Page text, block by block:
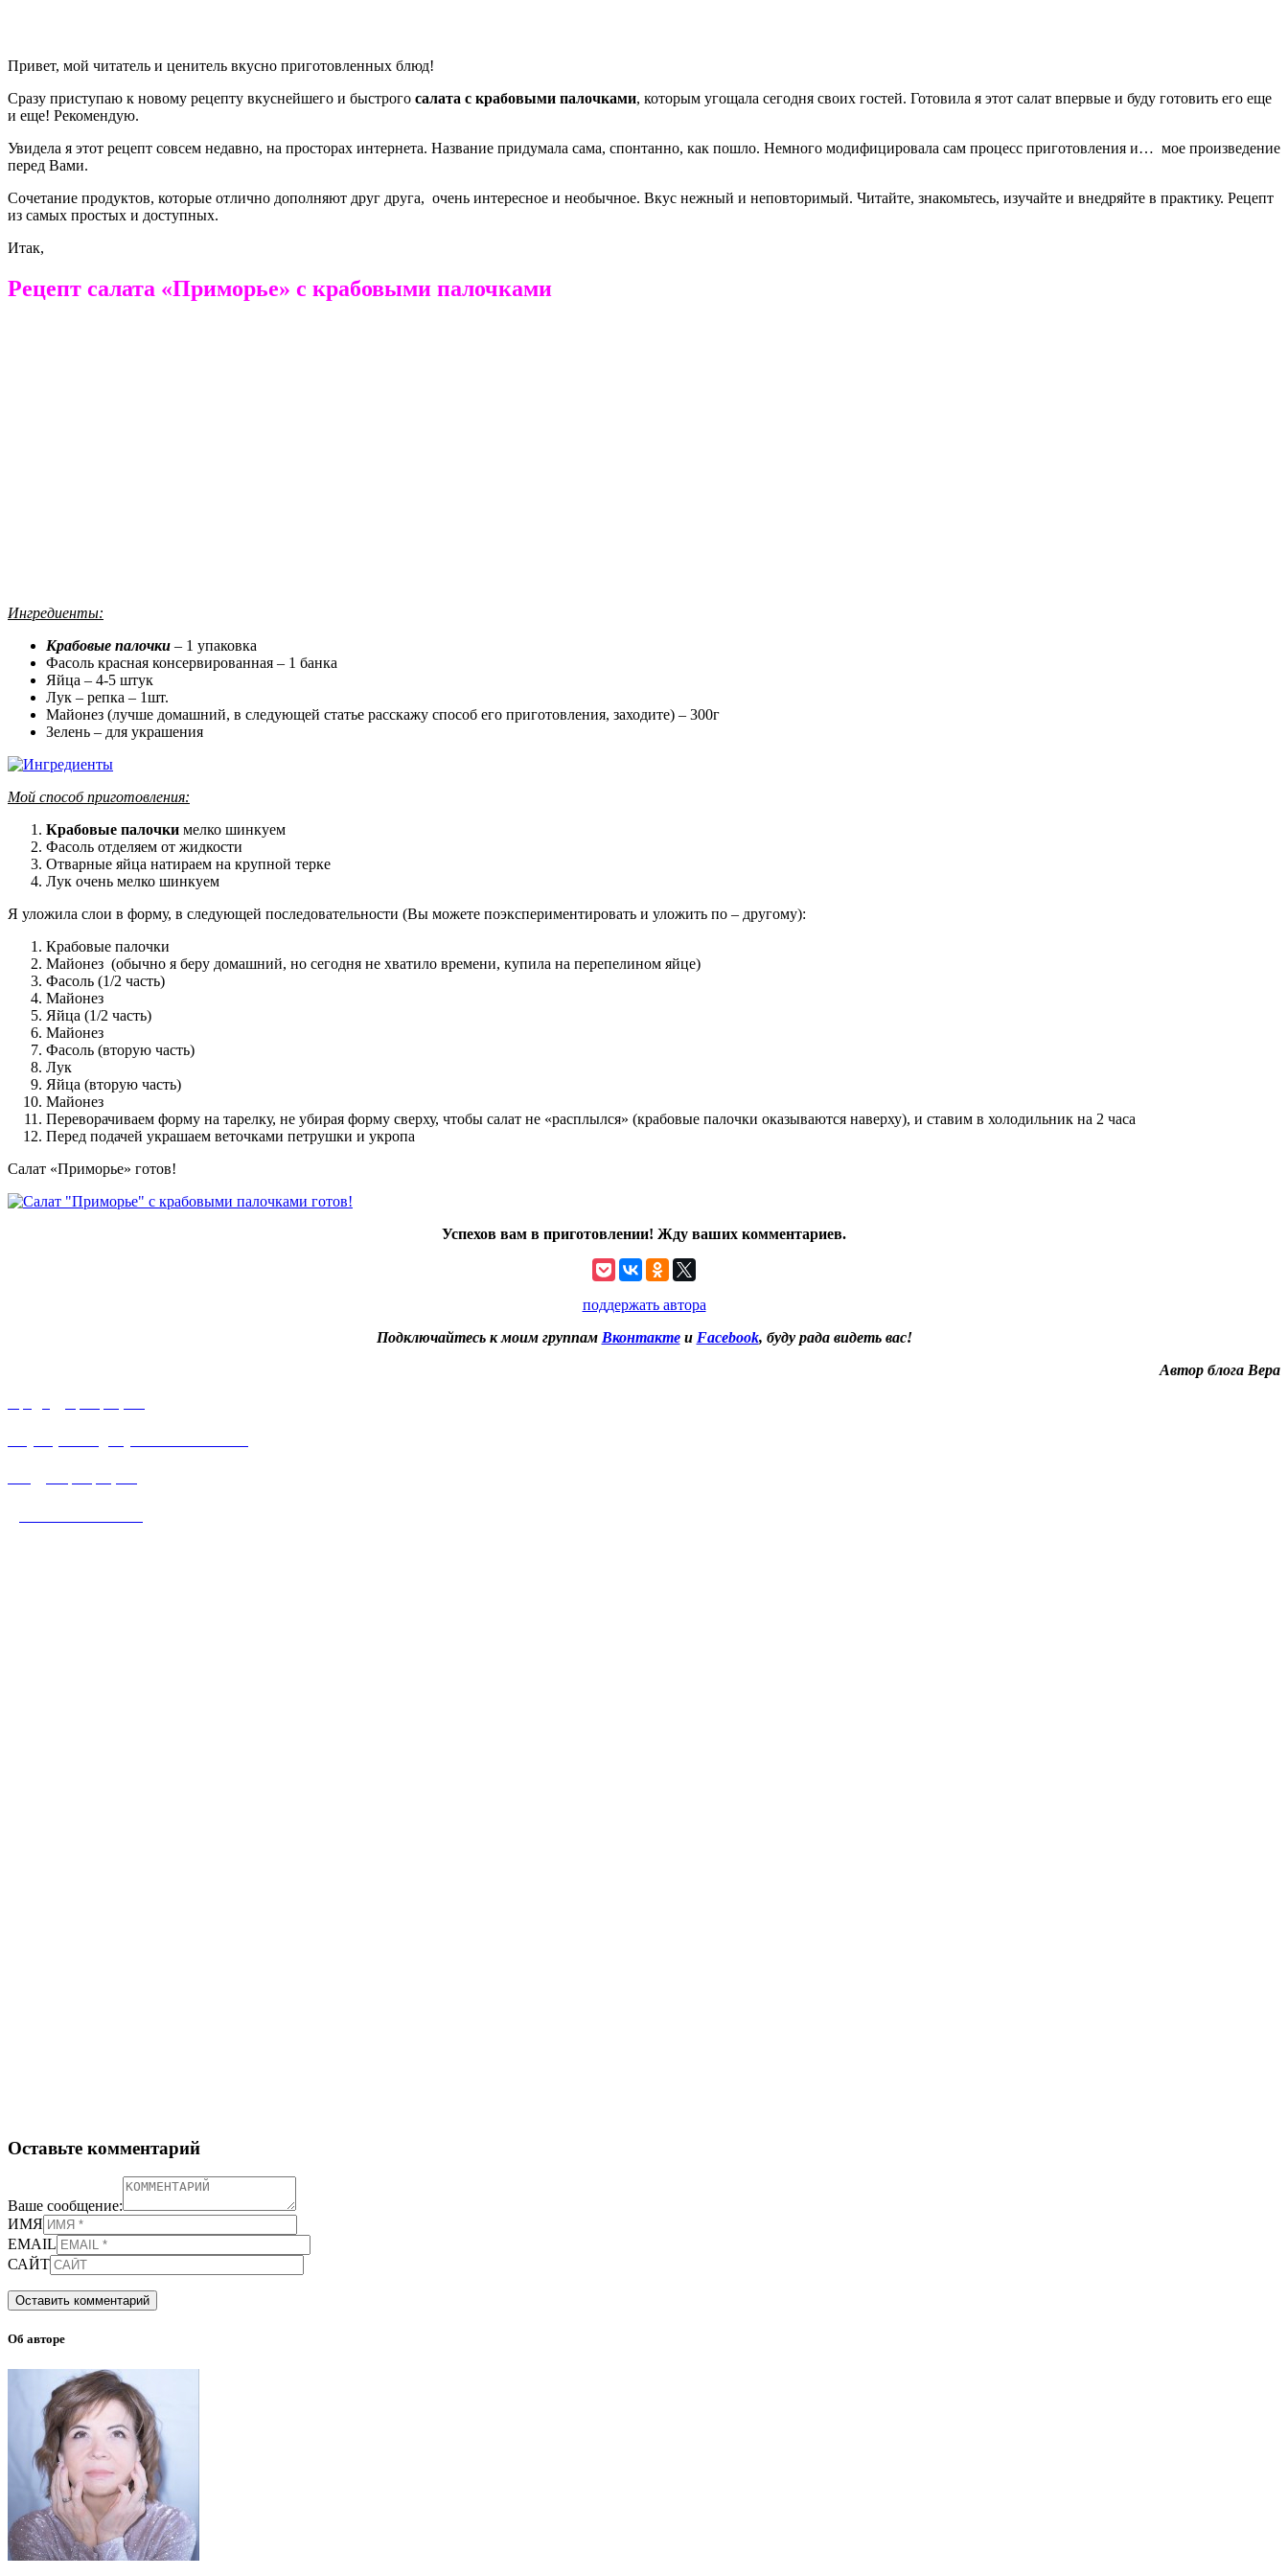
Привет, мой читатель и ценитель вкусно приготовленных блюд!
Сразу приступаю к новому рецепту вкуснейшего и быстрого салата с крабовыми палочками, которым угощала сегодня своих гостей. Готовила я этот салат впервые и буду готовить его еще
и еще! Рекомендую.
Увидела я этот рецепт совсем недавно, на просторах интернета. Название придумала сама, спонтанно, как пошло. Немного модифицировала сам процесс приготовления и… мое произведение
перед Вами.
Сочетание продуктов, которые отлично дополняют друг друга, очень интересное и необычное. Вкус нежный и неповторимый. Читайте, знакомьтесь, изучайте и внедряйте в практику. Рецепт
из самых простых и доступных.
Итак,
Рецепт салата «Приморье» с крабовыми палочками
Ингредиенты:
Крабовые палочки – 1 упаковка
Фасоль красная консервированная – 1 банка
Яйца – 4-5 штук
Лук – репка – 1шт.
Майонез (лучше домашний, в следующей статье расскажу способ его приготовления, заходите) – 300г
Зелень – для украшения
Мой способ приготовления:
Крабовые палочки мелко шинкуем
Фасоль отделяем от жидкости
Отварные яйца натираем на крупной терке
Лук очень мелко шинкуем
Я уложила слои в форму, в следующей последовательности (Вы можете поэкспериментировать и уложить по – другому):
Крабовые палочки
Майонез (обычно я беру домашний, но сегодня не хватило времени, купила на перепелином яйце)
Фасоль (1/2 часть)
Майонез
Яйца (1/2 часть)
Майонез
Фасоль (вторую часть)
Лук
Яйца (вторую часть)
Майонез
Переворачиваем форму на тарелку, не убирая форму сверху, чтобы салат не «расплылся» (крабовые палочки оказываются наверху), и ставим в холодильник на 2 часа
Перед подачей украшаем веточками петрушки и укропа
Салат «Приморье» готов!
Успехов вам в приготовлении! Жду ваших комментариев.
поддержать автора
Подключайтесь к моим группам Вконтактеи Facebook, буду рада видеть вас!
Автор блога Вера
Оставьте комментарий
Ваше сообщение:
ИМЯ
EMAIL
САЙТ
Об авторе